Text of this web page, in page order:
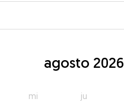
agosto 2026
mi ju